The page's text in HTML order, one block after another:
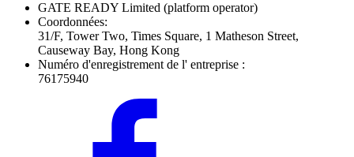
GATE READY Limited (platform operator)
Coordonnées:
31/F, Tower Two, Times Square, 1 Matheson Street,
Causeway Bay, Hong Kong
Numéro d'enregistrement de l' entreprise :
76175940